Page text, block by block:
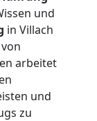
und
in Villach
arbeitet
und
zu